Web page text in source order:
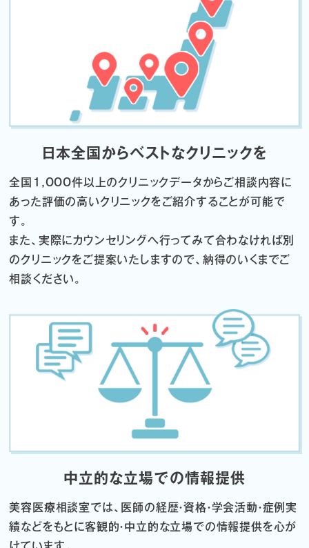
日本全国からベストなクリニックを
全国1,000件以上のクリニックデータからご相談内容に
あった評価の高いクリニックをご紹介することが可能で
す。
また、実際にカウンセリングへ行ってみて合わなければ別
のクリニックをご提案いたしますので、納得のいくまでご
相談ください。
中立的な立場での情報提供
美容医療相談室では、医師の経歴・資格・学会活動・症例実
績などをもとに客観的・中立的な立場での情報提供を心が
けています。